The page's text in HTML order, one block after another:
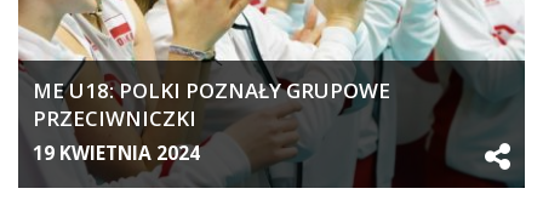
ME U18: POLKI POZNAŁY GRUPOWE
PRZECIWNICZKI
19 KWIETNIA 2024